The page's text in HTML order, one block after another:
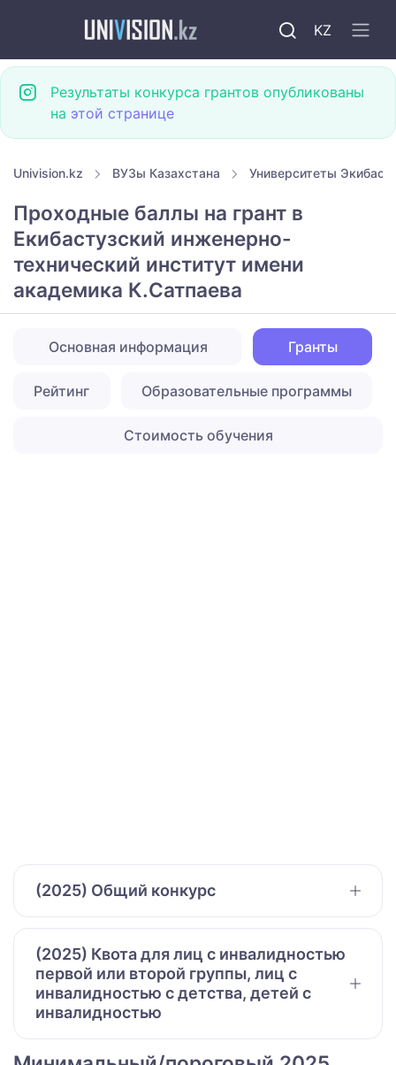
KZ
Результаты конкурса грантов опубликованы
на этой странице
Univision.kz ВУЗы Казахстана Университеты
Проходные баллы на грант в
Екибастузский инженерно-
технический институт имени
академика К.Сатпаева
Основная информация Гранты
Рейтинг Образовательные программы
Стоимость обучения
(2025) Общий конкурс
(2025) Квота для лиц с инвалидностью
первой или второй группы, лиц с
инвалидностью с детства, детей с
инвалидностью